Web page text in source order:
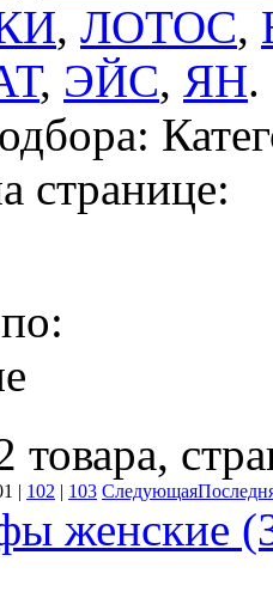
, ЛОТОС,
, ЭЙС, ЯН.
странице:
товара,
| 102 | 103 Следующая
женские